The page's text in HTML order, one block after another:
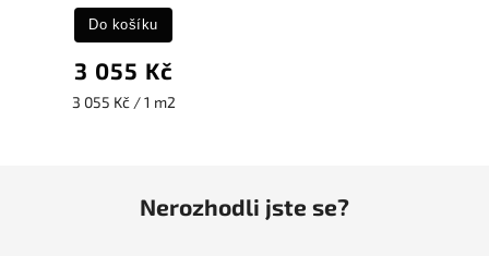
3 055 Kč
3 055 Kč / 1 m2
Do košíku
Nerozhodli jste se?